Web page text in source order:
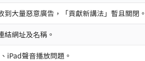
到大量惡意廣告，「貢獻新講法」暫且關閉。
結網址及名稱。
iPad聲音播放問題。